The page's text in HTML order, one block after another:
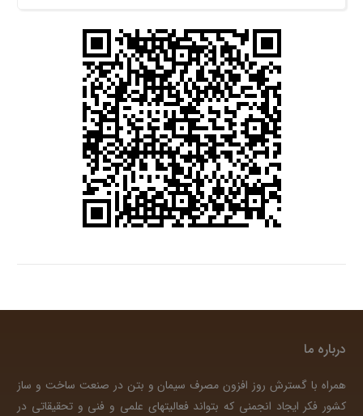
درباره ما
همراه با گسترش روز افزون مصرف سیمان و بتن در صنعت ساخت و ساز
کشور فکر ایجاد انجمنی که بتواند فعالیتهای علمی و فنی و تحقیقاتی در